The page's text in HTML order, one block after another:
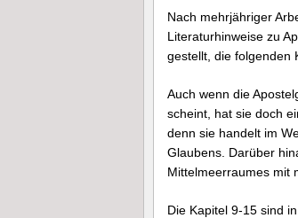
Nach mehrjähriger
Literaturhinweise zu
gestellt, die folgenden
Auch wenn die
scheint, hat sie doch
denn sie handelt im
Glaubens. Darüber
Mittelmeerraumes mit
Die Kapitel 9-15 sind